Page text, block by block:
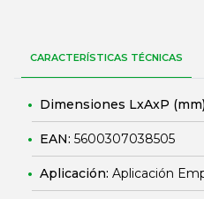
CARACTERÍSTICAS TÉCNICAS
Dimensiones LxAxP
EAN: 5600307038505
Aplicación: Aplicación